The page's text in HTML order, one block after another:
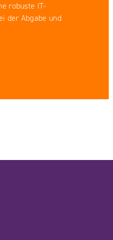
robuste IT-
der Abgabe und